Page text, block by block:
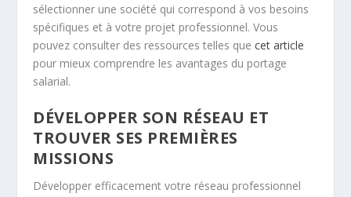
sélectionner une société qui correspond à vos besoins
spécifiques et à votre projet professionnel. Vous
pouvez consulter des ressources telles quecet article
pour mieux comprendre les avantages du portage
salarial.
DÉVELOPPER SON RÉSEAU ET
TROUVER SES PREMIÈRES
MISSIONS
Développer efficacement votre réseau professionnel